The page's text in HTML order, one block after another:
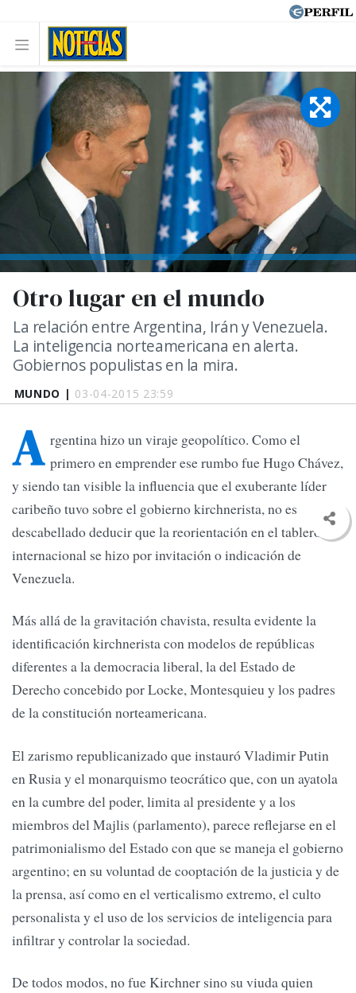
MUNDO | 03-04-2015 23:59
Otro lugar en el mundo
La relación entre Argentina, Irán y Venezuela.
La inteligencia norteamericana en alerta.
Gobiernos populistas en la mira.
A rgentina hizo un viraje geopolítico. Como el
primero en emprender ese rumbo fue Hugo Chávez,
y siendo tan visible la influencia que el exuberante líder
caribeño tuvo sobre el gobierno kirchnerista, no es
descabellado deducir que la reorientación en el tablero
internacional se hizo por invitación o indicación de
Venezuela.
Más allá de la gravitación chavista, resulta evidente la
identificación kirchnerista con modelos de repúblicas
diferentes a la democracia liberal, la del Estado de
Derecho concebido por Locke, Montesquieu y los padres
de la constitución norteamericana.
El zarismo republicanizado que instauró Vladimir Putin
en Rusia y el monarquismo teocrático que, con un ayatola
en la cumbre del poder, limita al presidente y a los
miembros del Majlis (parlamento), parece reflejarse en el
patrimonialismo del Estado con que se maneja el gobierno
argentino; en su voluntad de cooptación de la justicia y de
la prensa, así como en el verticalismo extremo, el culto
personalista y el uso de los servicios de inteligencia para
infiltrar y controlar la sociedad.
De todos modos, no fue Kirchner sino su viuda quien